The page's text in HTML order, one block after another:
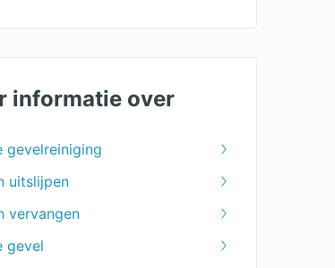
kosten
informatie over
gevelreiniging
uitslijpen
vervangen
gevel